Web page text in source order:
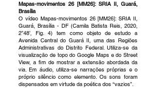
Mapas-movimentos 26 [MM26]: SRIA II, Guará,
Brasília
O vídeo Mapas-movimentos 26 [MM26]: SRIA II,
Guará, Brasília - DF (Camila Batista Reis, 2020,
2”48’, Fig. 4) tem como objeto de estudo a
Avenida Central do Guará II, uma das Regiões
Administrativas do Distrito Federal. Utiliza-se da
visualização de topo do Google Maps e do Street
View, a fim de mostrar a extensão abordada da
via. Em áudio, utiliza-se narrações próprias e o
próprio silêncio como elemento. Os sons foram
dispensados em virtude da poética dos “vazios”.